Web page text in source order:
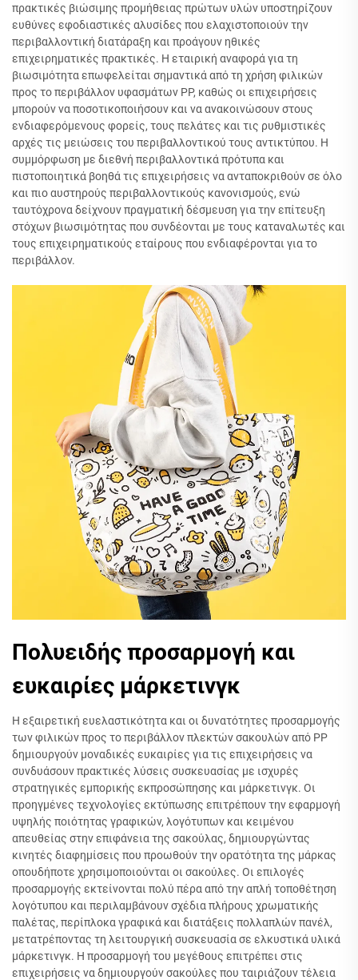
πρακτικές βιώσιμης προμήθειας πρώτων υλών υποστηρίζουν
ευθύνες εφοδιαστικές αλυσίδες που ελαχιστοποιούν την
περιβαλλοντική διατάραξη και προάγουν ηθικές
επιχειρηματικές πρακτικές. Η εταιρική αναφορά για τη
βιωσιμότητα επωφελείται σημαντικά από τη χρήση φιλικών
προς το περιβάλλον υφασμάτων PP, καθώς οι επιχειρήσεις
μπορούν να ποσοτικοποιήσουν και να ανακοινώσουν στους
ενδιαφερόμενους φορείς, τους πελάτες και τις ρυθμιστικές
αρχές τις μειώσεις του περιβαλλοντικού τους αντικτύπου. Η
συμμόρφωση με διεθνή περιβαλλοντικά πρότυπα και
πιστοποιητικά βοηθά τις επιχειρήσεις να ανταποκριθούν σε όλο
και πιο αυστηρούς περιβαλλοντικούς κανονισμούς, ενώ
ταυτόχρονα δείχνουν πραγματική δέσμευση για την επίτευξη
στόχων βιωσιμότητας που συνδέονται με τους καταναλωτές και
τους επιχειρηματικούς εταίρους που ενδιαφέρονται για το
περιβάλλον.
Πολυειδής προσαρμογή και
ευκαιρίες μάρκετινγκ
Η εξαιρετική ευελαστικότητα και οι δυνατότητες προσαρμογής
των φιλικών προς το περιβάλλον πλεκτών σακουλών από PP
δημιουργούν μοναδικές ευκαιρίες για τις επιχειρήσεις να
συνδυάσουν πρακτικές λύσεις συσκευασίας με ισχυρές
στρατηγικές εμπορικής εκπροσώπησης και μάρκετινγκ. Οι
προηγμένες τεχνολογίες εκτύπωσης επιτρέπουν την εφαρμογή
υψηλής ποιότητας γραφικών, λογότυπων και κειμένου
απευθείας στην επιφάνεια της σακούλας, δημιουργώντας
κινητές διαφημίσεις που προωθούν την ορατότητα της μάρκας
οπουδήποτε χρησιμοποιούνται οι σακούλες. Οι επιλογές
προσαρμογής εκτείνονται πολύ πέρα από την απλή τοποθέτηση
λογότυπου και περιλαμβάνουν σχέδια πλήρους χρωματικής
παλέτας, περίπλοκα γραφικά και διατάξεις πολλαπλών πανέλ,
μετατρέποντας τη λειτουργική συσκευασία σε ελκυστικά υλικά
μάρκετινγκ. Η προσαρμογή του μεγέθους επιτρέπει στις
επιχειρήσεις να δημιουργούν σακούλες που ταιριάζουν τέλεια